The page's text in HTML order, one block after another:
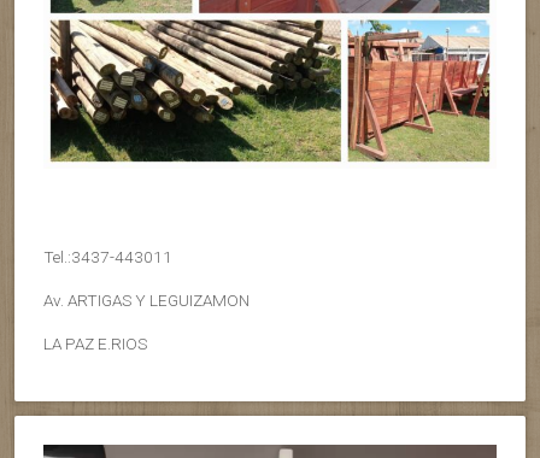
Tel.:3437-443011
Av. ARTIGAS Y LEGUIZAMON
LA PAZ E.RIOS